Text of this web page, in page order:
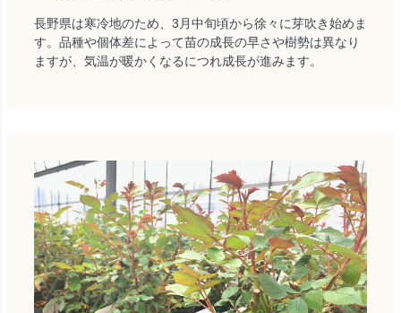
長野県は寒冷地のため、3月中旬頃から徐々に芽吹き始めま
す。品種や個体差によって苗の成長の早さや樹勢は異なり
ますが、気温が暖かくなるにつれ成長が進みます。